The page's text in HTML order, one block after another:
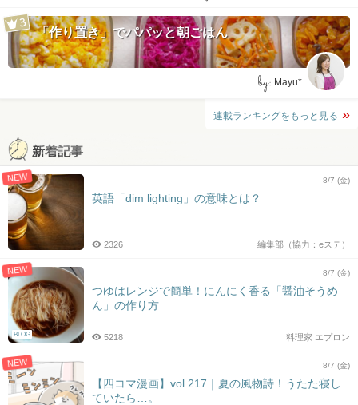
「作り置き」でパパッと朝ごはん
by: Mayu*
連載ランキングをもっと見る
新着記事
NEW 8/7 (金)
英語「dim lighting」の意味とは？
編集部（協力：eステ）
2326
NEW
BLOG
8/7 (金)
つゆはレンジで簡単！にんにく香る「醤油そうめ
ん」の作り方
料理家 エプロン
5218
NEW 8/7 (金)
【四コマ漫画】vol.217｜夏の風物詩！うたた寝し
ていたら…。